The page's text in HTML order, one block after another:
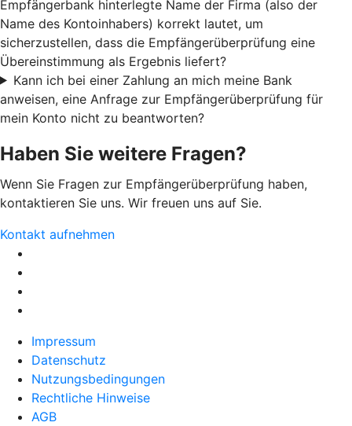
Empfängerbank hinterlegte Name der Firma (also der
Name des Kontoinhabers) korrekt lautet, um
sicherzustellen, dass die Empfängerüberprüfung eine
Übereinstimmung als Ergebnis liefert?
Kann ich bei einer Zahlung an mich meine Bank
anweisen, eine Anfrage zur Empfängerüberprüfung für
mein Konto nicht zu beantworten?
Haben Sie weitere Fragen?
Wenn Sie Fragen zur Empfängerüberprüfung haben,
kontaktieren Sie uns. Wir freuen uns auf Sie.
Kontakt aufnehmen
Impressum
Datenschutz
Nutzungsbedingungen
Rechtliche Hinweise
AGB